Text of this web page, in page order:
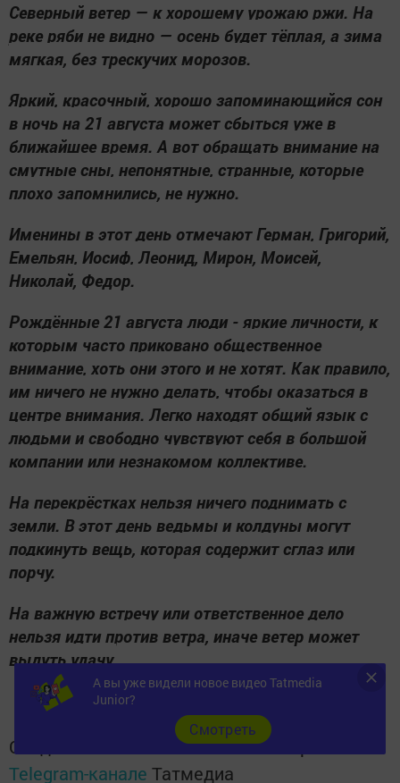
Северный ветер — к хорошему урожаю ржи. На
реке ряби не видно — осень будет тёплая, а зима
мягкая, без трескучих морозов.
Яркий, красочный, хорошо запоминающийся сон
в ночь на 21 августа может сбыться уже в
ближайшее время. А вот обращать внимание на
смутные сны, непонятные, странные, которые
плохо запомнились, не нужно.
Именины в этот день отмечают Герман, Григорий,
Емельян, Иосиф, Леонид, Мирон, Моисей,
Николай, Федор.
Рождённые 21 августа люди - яркие личности, к
которым часто приковано общественное
внимание, хоть они этого и не хотят. Как правило,
им ничего не нужно делать, чтобы оказаться в
центре внимания. Легко находят общий язык с
людьми и свободно чувствуют себя в большой
компании или незнакомом коллективе.
На перекрёстках нельзя ничего поднимать с
земли. В этот день ведьмы и колдуны могут
подкинуть вещь, которая содержит сглаз или
порчу.
На важную встречу или ответственное дело
нельзя идти против ветра, иначе ветер может
выдуть удачу.
Следите за самым важным и интересным в
Telegram-канале Татмедиа
А вы уже видели новое видео Tatmedia
Junior?
Cмотреть